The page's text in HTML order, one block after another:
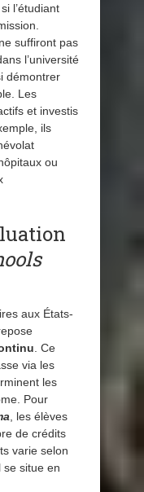
l’étudiant
suffiront pas
l’université
démontrer
Les
et investis
ils
ou
aux États-
. Ce
via les
les
Pour
, les élèves
de crédits
varie selon
se situe en